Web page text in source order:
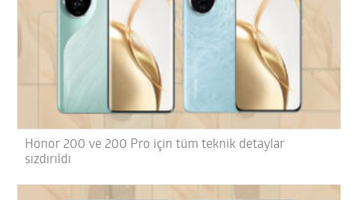
Honor 200 ve 200 Pro için tüm teknik detaylar
sızdırıldı